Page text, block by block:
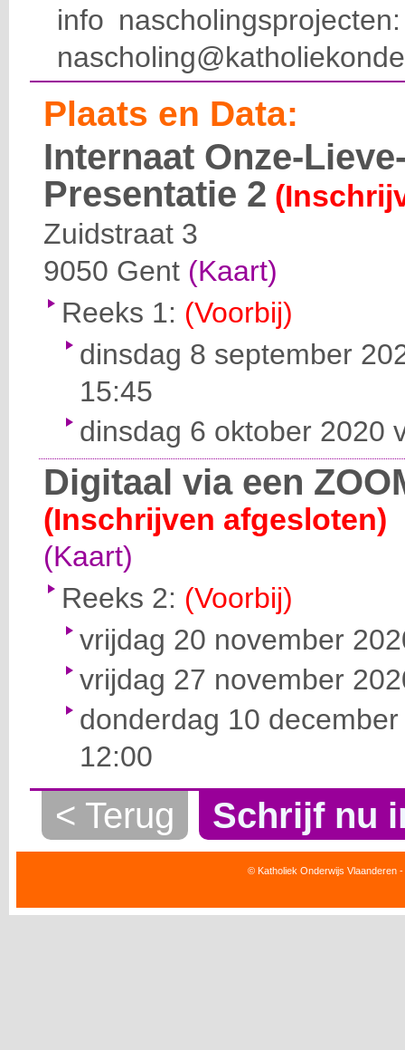
info
Plaats en Data:
Internaat Onze-
Presentatie 2
Zuidstraat 3
9050 Gent (Kaart)
Reeks 1: (Voorbij)
dinsdag 8 september
15:45
dinsdag 6 oktober 2020
Digitaal via een
(Inschrijven afgesloten)
(Kaart)
Reeks 2: (Voorbij)
vrijdag 20 november
vrijdag 27 november
donderdag 10
12:00
< Terug Schrijf nu
© Katholiek Onderwijs Vlaanderen